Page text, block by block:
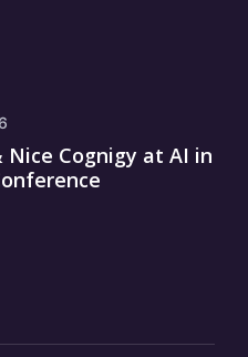
Nice Cognigy at AI in